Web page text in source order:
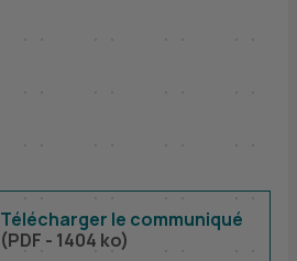
Télécharger le communiqué
(PDF - 1404 ko)